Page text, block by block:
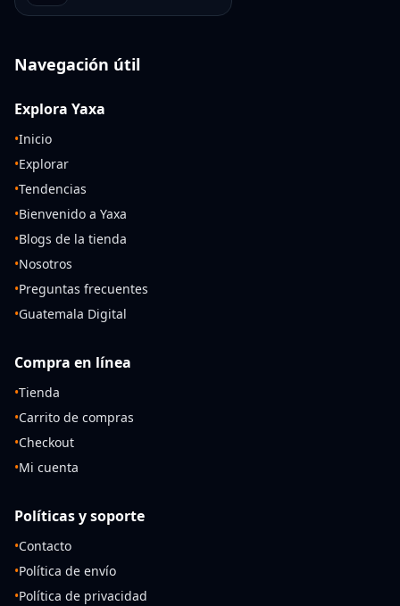
Navegación útil
Explora Yaxa
•Inicio
•Explorar
•Tendencias
•Bienvenido a Yaxa
•Blogs de la tienda
•Nosotros
•Preguntas frecuentes
•Guatemala Digital
Compra en línea
•Tienda
•Carrito de compras
•Checkout
•Mi cuenta
Políticas y soporte
•Contacto
•Política de envío
•Política de privacidad